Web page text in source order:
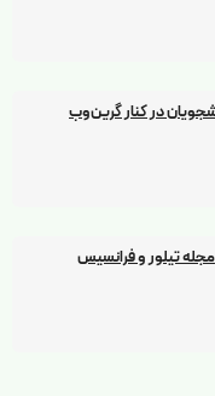
در کنار گرین‌وب
تیلور و فرانسیس